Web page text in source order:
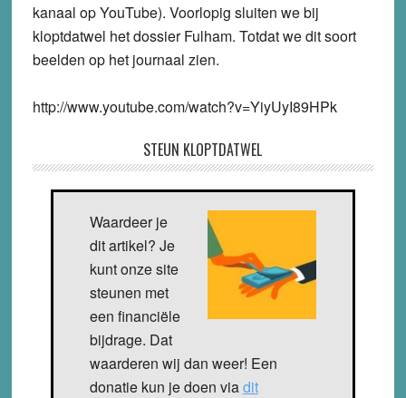
kanaal op YouTube). Voorlopig sluiten we bij
kloptdatwel het dossier Fulham. Totdat we dit soort
beelden op het journaal zien.
http://www.youtube.com/watch?v=YiyUyI89HPk
STEUN KLOPTDATWEL
Waardeer je
dit artikel? Je
kunt onze site
steunen met
een financiële
bijdrage. Dat
waarderen wij dan weer! Een
donatie kun je doen viadit